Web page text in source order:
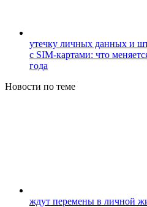
утечку личных данных и
с SIM-картами: что
года
Новости по теме
ждут перемены в личной